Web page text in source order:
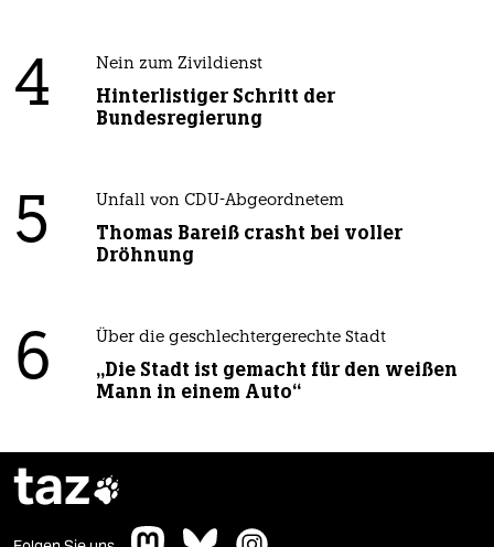
4 Nein zum Zivildienst
Hinterlistiger Schritt der
Bundesregierung
5 Unfall von CDU-Abgeordnetem
Thomas Bareiß crasht bei voller
Dröhnung
6 Über die geschlechtergerechte Stadt
„Die Stadt ist gemacht für den weißen
Mann in einem Auto“
taz